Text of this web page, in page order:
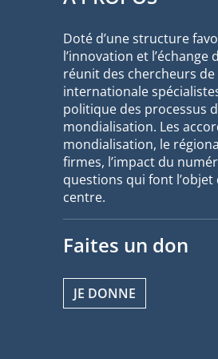
Doté d’une structure
l’innovation et l’échange
réunit des chercheurs
internationale
politique des processus
mondialisation. Les
mondialisation, le
firmes, l’impact du
questions qui font
centre.
Faites un don
JE DONNE